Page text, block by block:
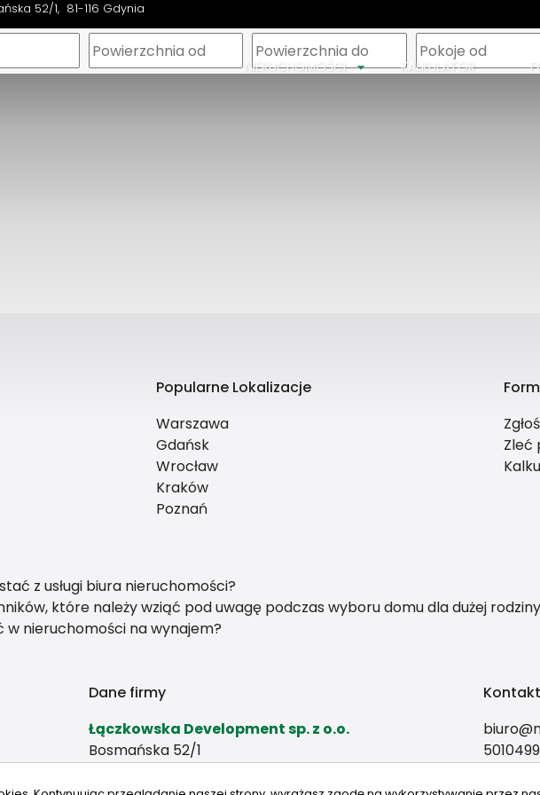
52/1 81-116 Gdynia
NIERUCHOMOŚCI KALKULATOR
Popularne Lokalizacje
Warszawa
Gdańsk
Wrocław
Kraków
Poznań
Zleć
z usługi biura nieruchomości?
które należy wziąć pod uwagę podczas wyboru domu dla dużej rodziny
nieruchomości na wynajem?
Dane firmy
Łączkowska Development sp. z o.o.
Bosmańska 52/1
Kontakt